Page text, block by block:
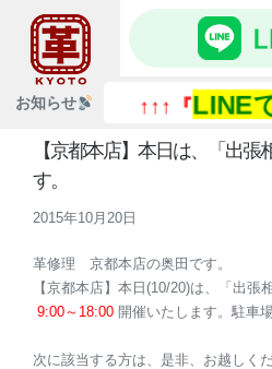
お知らせ ↑↑↑『LINE
【京都本店】本日は、「出
す。
2015年10月20日
革修理 京都本店の奥田です。
【京都本店】本日(10/20)は、「出
9:00～18:00開催いたします。駐車場
次に該当する方は、是非、お越しくだ